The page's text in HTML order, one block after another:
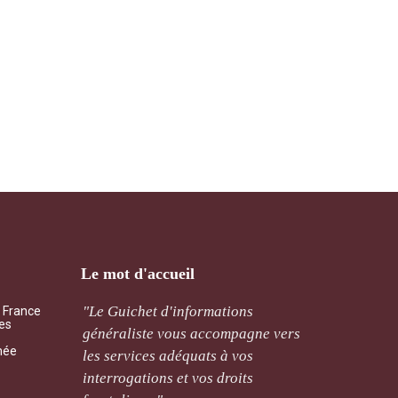
France
Le mot d'accueil
sera
"
"Le Guichet d'informations
généraliste vous accompagne vers
les services adéquats à vos
interrogations et vos droits